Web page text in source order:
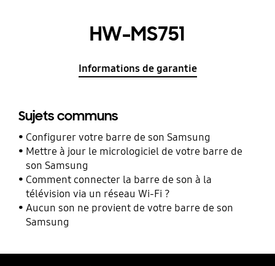
HW-MS751
Informations de garantie
Sujets communs
Configurer votre barre de son Samsung
Mettre à jour le micrologiciel de votre barre de
son Samsung
Comment connecter la barre de son à la
télévision via un réseau Wi-Fi ?
Aucun son ne provient de votre barre de son
Samsung